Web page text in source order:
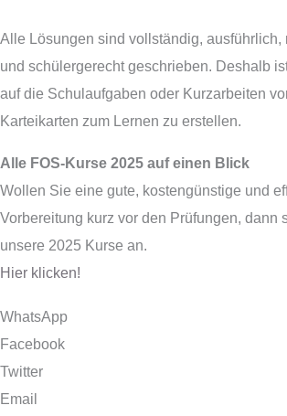
Alle Lösungen sind vollständig, ausführlich,
und schülergerecht geschrieben. Deshalb
auf die Schulaufgaben oder Kurzarbeiten
Karteikarten zum Lernen zu erstellen.
Alle FOS-Kurse 2025 auf einen Blick
Wollen Sie eine gute, kostengünstige und
Vorbereitung kurz vor den Prüfungen, dann
unsere 2025 Kurse an.
Hier klicken!
WhatsApp
Facebook
Twitter
Email